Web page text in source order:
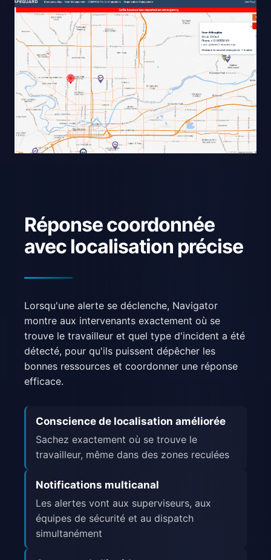
Réponse coordonnée
avec localisation précise
Lorsqu'une alerte se déclenche, Navigator
montre aux intervenants exactement où se
trouve le travailleur et quel type d'incident a été
détecté, pour qu'ils puissent dépêcher les
bonnes ressources et coordonner une réponse
efficace.
Conscience de localisation améliorée
Sachez exactement où se trouve le
travailleur, même dans des zones reculées
Notifications multicanal
Les alertes vont aux superviseurs, aux
équipes de sécurité et au dispatch
simultanément